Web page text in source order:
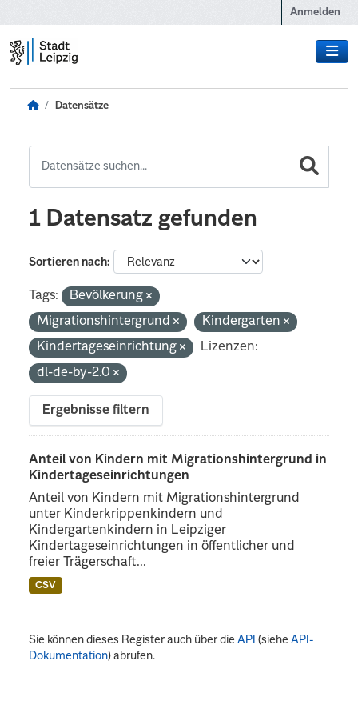
Anmelden
Datensätze
1 Datensatz gefunden
Sortieren nach
Tags:
Bevölkerung
Migrationshintergrund
Kindergarten
Kindertageseinrichtung
Lizenzen:
dl-de-by-2.0
Ergebnisse filtern
Anteil von Kindern mit Migrationshintergrund in
Kindertageseinrichtungen
Anteil von Kindern mit Migrationshintergrund
unter Kinderkrippenkindern und
Kindergartenkindern in Leipziger
Kindertageseinrichtungen in öffentlicher und
freier Trägerschaft...
CSV
Sie können dieses Register auch über dieAPI (sieheAPI-
Dokumentation) abrufen.